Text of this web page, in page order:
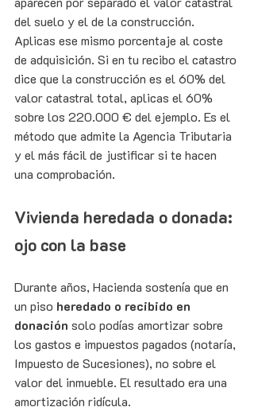
del suelo y el de la construcción.
Aplicas ese mismo porcentaje al coste
de adquisición. Si en tu recibo el catastro
dice que la construcción es el 60% del
valor catastral total, aplicas el 60%
sobre los 220.000 € del ejemplo. Es el
método que admite la Agencia Tributaria
y el más fácil de justificar si te hacen
una comprobación.
Vivienda heredada o donada:
ojo con la base
Durante años, Hacienda sostenía que en
un piso heredado o recibido en
donación solo podías amortizar sobre
los gastos e impuestos pagados (notaría,
Impuesto de Sucesiones), no sobre el
valor del inmueble. El resultado era una
amortización ridícula.